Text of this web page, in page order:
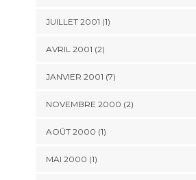
JUILLET 2001 (1)
AVRIL 2001 (2)
JANVIER 2001 (7)
NOVEMBRE 2000 (2)
AOÛT 2000 (1)
MAI 2000 (1)